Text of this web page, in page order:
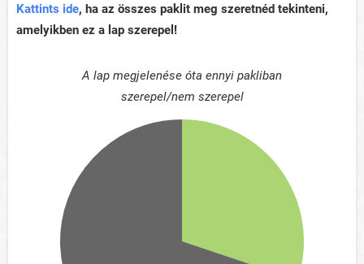
Kattints ide, ha az összes paklit meg szeretnéd tekinteni,
amelyikben ez a lap szerepel!
A lap megjelenése óta ennyi pakliban
szerepel/nem szerepel